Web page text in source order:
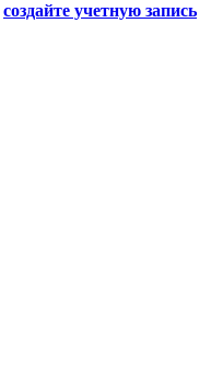
создайте учетную запись